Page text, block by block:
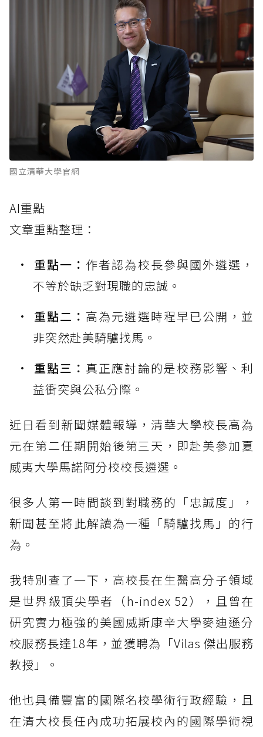
國立清華大學官網
AI重點
文章重點整理：
重點一： 作者認為校長參與國外遴選，
不等於缺乏對現職的忠誠。
重點二： 高為元遴選時程早已公開，並
非突然赴美騎驢找馬。
重點三： 真正應討論的是校務影響、利
益衝突與公私分際。
近日看到新聞媒體報導，清華大學校長高為
元在第二任期開始後第三天，即赴美參加夏
威夷大學馬諾阿分校校長遴選。
很多人第一時間談到對職務的「忠誠度」，
新聞甚至將此解讀為一種「騎驢找馬」的行
為。
我特別查了一下，高校長在生醫高分子領域
是世界級頂尖學者（h-index 52），且曾在
研究實力極強的美國威斯康辛大學麥迪遜分
校服務長達18年，並獲聘為「Vilas 傑出服務
教授」。
他也具備豐富的國際名校學術行政經驗，且
在清大校長任內成功拓展校內的國際學術視